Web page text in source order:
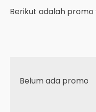
Berikut adalah
Belum ada promo